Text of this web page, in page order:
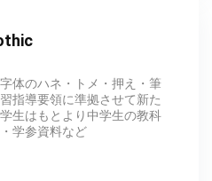
体のハネ・トメ・押え・筆
指導要領に準拠させて新た
生はもとより中学生の教科
学参資料など